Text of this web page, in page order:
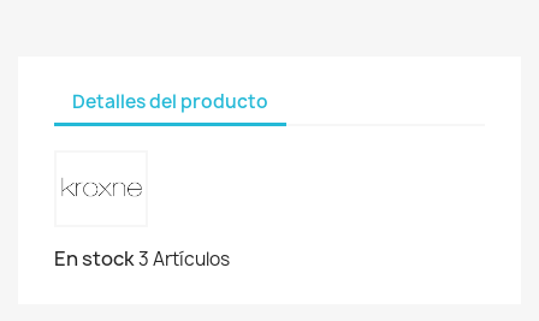
Detalles del producto
En stock3 Artículos